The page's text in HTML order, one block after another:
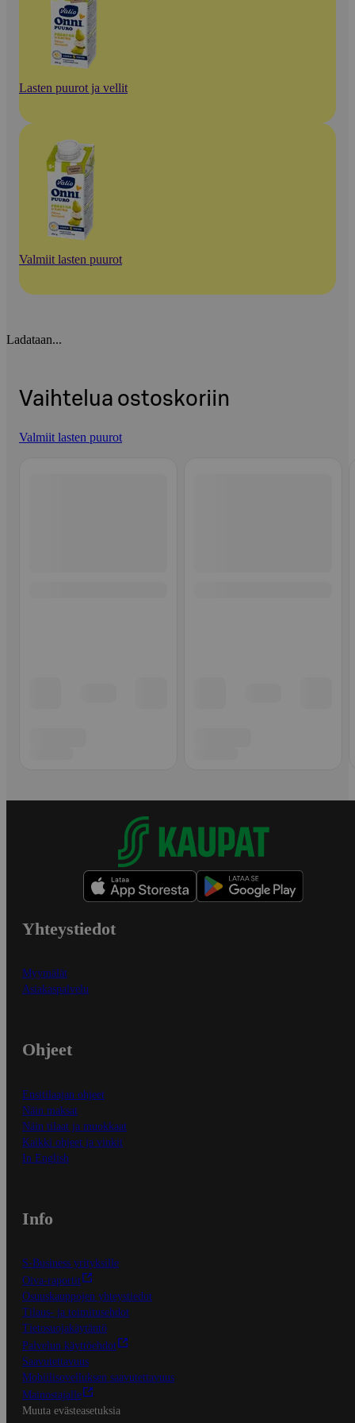
Lasten puurot ja vellit
Valmiit lasten puurot
Ladataan...
Vaihtelua ostoskoriin
Valmiit lasten puurot
Yhteystiedot
Myymälät
Asiakaspalvelu
Ohjeet
Ensitilaajan ohjeet
Näin maksat
Näin tilaat ja muokkaat
Kaikki ohjeet ja vinkit
In English
Info
S-Business yrityksille
Oiva-raportit
Osuuskauppojen yhteystiedot
Tilaus- ja toimitusehdot
Tietosuojakäytäntö
Palvelun käyttöehdot
Saavutettavuus
Mobiilisovelluksen saavutettavuus
Mainostajalle
Muuta evästeasetuksia